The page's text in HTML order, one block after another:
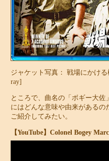
ジャケット写真： 戦場にかけ
ray]
ところで、曲名の「 ボギー大佐
にはどんな意味や由来があるの
ご紹介してみたい。
【YouTube】Colonel Bogey